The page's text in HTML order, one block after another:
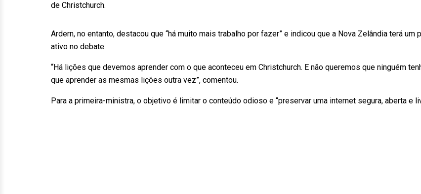
de Christchurch.
Ardern, no entanto, destacou que “há muito mais trabalho por fazer” e indicou que a Nova Zelândia terá um
ativo no debate.
“Há lições que devemos aprender com o que aconteceu em Christchurch. E não queremos que ninguém
que aprender as mesmas lições outra vez”, comentou.
Para a primeira-ministra, o objetivo é limitar o conteúdo odioso e “preservar uma internet segura, aberta e